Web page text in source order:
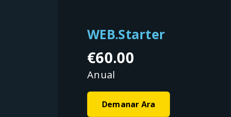
WEB.Starter
€60.00
Anual
Demanar Ara